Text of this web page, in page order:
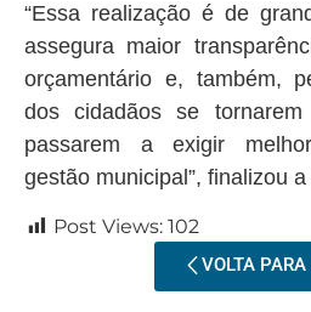
“Essa realização é de
assegura maior
orçamentário e, também,
dos cidadãos se
passarem a exigir
gestão municipal”, finalizou
Post Views: 102
VOLTA